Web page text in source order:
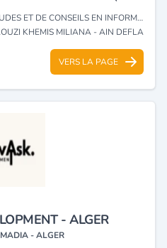
DE CONSEILS EN INFORMATIQUE (CONSULTING)
KHEMIS MILIANA - AIN DEFLA
VERS LA PAGE
- ALGER
- ALGER